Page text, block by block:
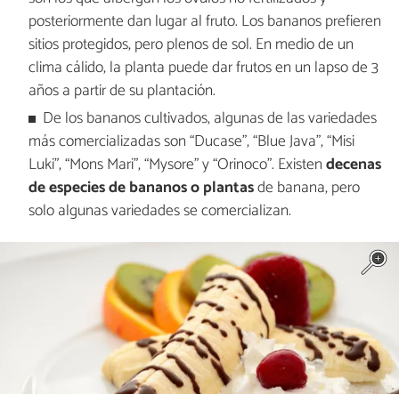
posteriormente dan lugar al fruto. Los bananos prefieren
sitios protegidos, pero plenos de sol. En medio de un
clima cálido, la planta puede dar frutos en un lapso de 3
años a partir de su plantación.
De los bananos cultivados, algunas de las variedades
más comercializadas son “Ducase”, “Blue Java”, “Misi
Luki”, “Mons Mari”, “Mysore” y “Orinoco”. Existendecenas
de especies de bananos o plantasde banana, pero
solo algunas variedades se comercializan.